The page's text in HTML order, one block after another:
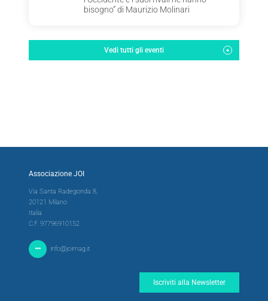
bisogno” di Maurizio Molinari
Vedi tutti gli eventi
Associazione JOI
Via Santa Radegonda 8,
20121 Milano
Italia
C.F. 97796910152
info@joimag.it
Iscriviti alla Newsletter